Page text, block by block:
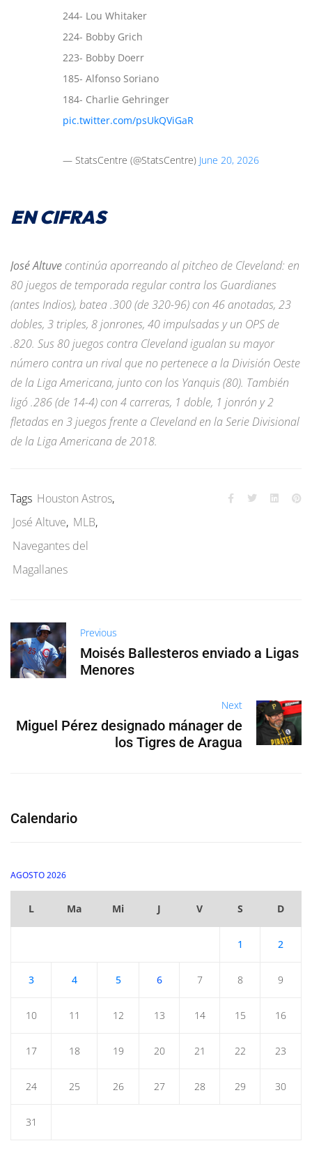
244- Lou Whitaker
224- Bobby Grich
223- Bobby Doerr
185- Alfonso Soriano
184- Charlie Gehringer
pic.twitter.com/psUkQViGaR
— StatsCentre (@StatsCentre) June 20, 2026
EN CIFRAS
José Altuve continúa aporreando al pitcheo de Cleveland: en
80 juegos de temporada regular contra los Guardianes
(antes Indios), batea .300 (de 320-96) con 46 anotadas, 23
dobles, 3 triples, 8 jonrones, 40 impulsadas y un OPS de
.820. Sus 80 juegos contra Cleveland igualan su mayor
número contra un rival que no pertenece a la División Oeste
de la Liga Americana, junto con los Yanquis (80). También
ligó .286 (de 14-4) con 4 carreras, 1 doble, 1 jonrón y 2
fletadas en 3 juegos frente a Cleveland en la Serie Divisional
de la Liga Americana de 2018.
Tags Houston Astros,
José Altuve, MLB,
Navegantes del
Magallanes
Previous
Moisés Ballesteros enviado a Ligas
Menores
Next
Miguel Pérez designado mánager de
los Tigres de Aragua
Calendario
AGOSTO 2026
L Ma Mi J V S D
1 2
3 4 5 6 7 8 9
10 11 12 13 14 15 16
17 18 19 20 21 22 23
24 25 26 27 28 29 30
31